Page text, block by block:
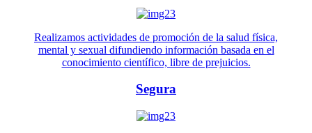
Realizamos actividades de promoción de la salud física,
mental y sexual difundiendo información basada en el
conocimiento científico, libre de prejuicios.
Segura